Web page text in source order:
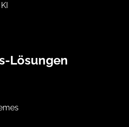
Lösungen